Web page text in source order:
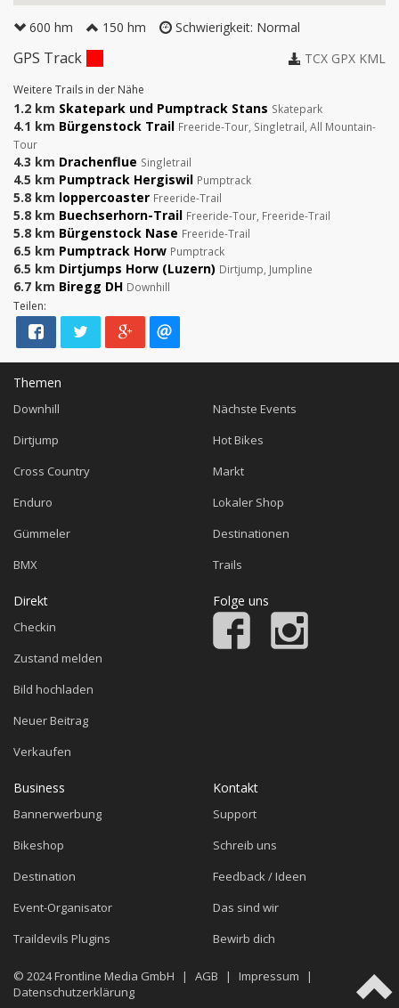
600 hm 150 hm Schwierigkeit: Normal
GPS Track TCX GPX KML
Weitere Trails in der Nähe
1.2 km Skatepark und Pumptrack Stans Skatepark
4.1 km Bürgenstock Trail Freeride-Tour, Singletrail, All Mountain-
Tour
4.3 km Drachenflue Singletrail
4.5 km Pumptrack Hergiswil Pumptrack
5.8 km loppercoaster Freeride-Trail
5.8 km Buechserhorn-Trail Freeride-Tour, Freeride-Trail
5.8 km Bürgenstock Nase Freeride-Trail
6.5 km Pumptrack Horw Pumptrack
6.5 km Dirtjumps Horw (Luzern) Dirtjump, Jumpline
6.7 km Biregg DH Downhill
Teilen:
Themen
Downhill
Dirtjump
Cross Country
Enduro
Gümmeler
BMX
Nächste Events
Hot Bikes
Markt
Lokaler Shop
Destinationen
Trails
Direkt
Checkin
Zustand melden
Bild hochladen
Neuer Beitrag
Verkaufen
Folge uns
Business
Bannerwerbung
Bikeshop
Destination
Event-Organisator
Traildevils Plugins
Kontakt
Support
Schreib uns
Feedback / Ideen
Das sind wir
Bewirb dich
© 2024Frontline Media GmbH | AGB | Impressum
|
Datenschutzerklärung